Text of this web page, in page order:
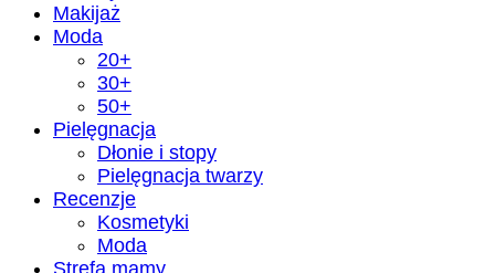
Makijaż
Moda
20+
30+
50+
Pielęgnacja
Dłonie i stopy
Pielęgnacja twarzy
Recenzje
Kosmetyki
Moda
Strefa mamy